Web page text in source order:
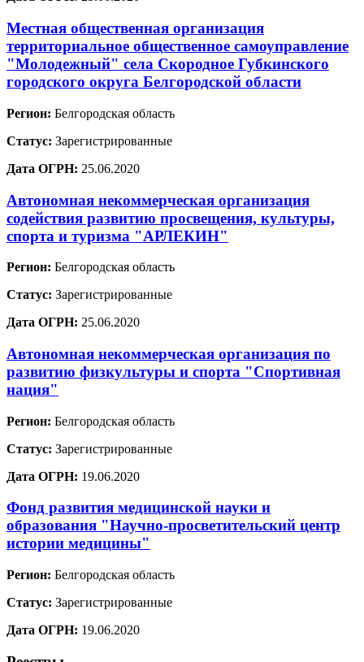
Местная общественная организация
территориальное общественное самоуправление
"Молодежный" села Скородное Губкинского
городского округа Белгородской области
Регион: Белгородская область
Статус: Зарегистрированные
Дата ОГРН: 25.06.2020
Автономная некоммерческая организация
содействия развитию просвещения, культуры,
спорта и туризма "АРЛЕКИН"
Регион: Белгородская область
Статус: Зарегистрированные
Дата ОГРН: 25.06.2020
Автономная некоммерческая организация по
развитию физкультуры и спорта "Спортивная
нация"
Регион: Белгородская область
Статус: Зарегистрированные
Дата ОГРН: 19.06.2020
Фонд развития медицинской науки и
образования "Научно-просветительский центр
истории медицины"
Регион: Белгородская область
Статус: Зарегистрированные
Дата ОГРН: 19.06.2020